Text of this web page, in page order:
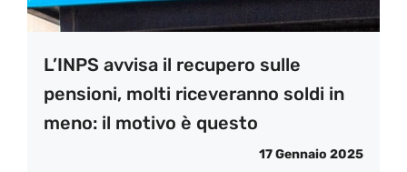
L’INPS avvisa il recupero sulle
pensioni, molti riceveranno soldi in
meno: il motivo è questo
17 Gennaio 2025